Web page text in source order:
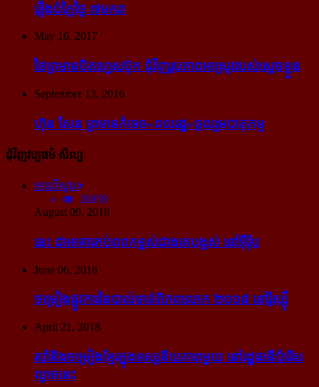
រឿង​បំភ្លៃ​ថ្ងៃ ៧​មករា
May 16, 2017
ថៃ​ព្រមាន​បិត​ហ្វេសប៊ុក ជុំ​វិញ​រូបភាព​អាស្រូវ​របស់​ស្ដេច​ខ្លួន
September 13, 2016
ហ៊ុន សែន ព្រមាន​កំទេច​«ពលរដ្ឋ»​ចូលរួម​បាតុកម្ម
ជុំវិញវប្បធម៌ សិល្បៈ
អានពិស្ដារ
20859
August 09, 2018
នេះ ជា​អាគារ​កប់​ពពក​ខ្ពស់​ជាង​គេ​បង្អស់ នៅ​អ៊ឺរ៉ុប
June 06, 2018
ចម្រៀង​ផ្លូវការ​នៃ​បាល់ទាត់​ពិភពលោក ២០១៨ នៅ​រ៉ូស្ស៊ី
April 21, 2018
របាំ​និង​ចម្រៀង​ខ្មែរ​ក្នុង​ទស្សនីយភាព​មួយ នៅ​រដ្ឋធានី​ប៉ារីស​
ល្ងាច​នេះ